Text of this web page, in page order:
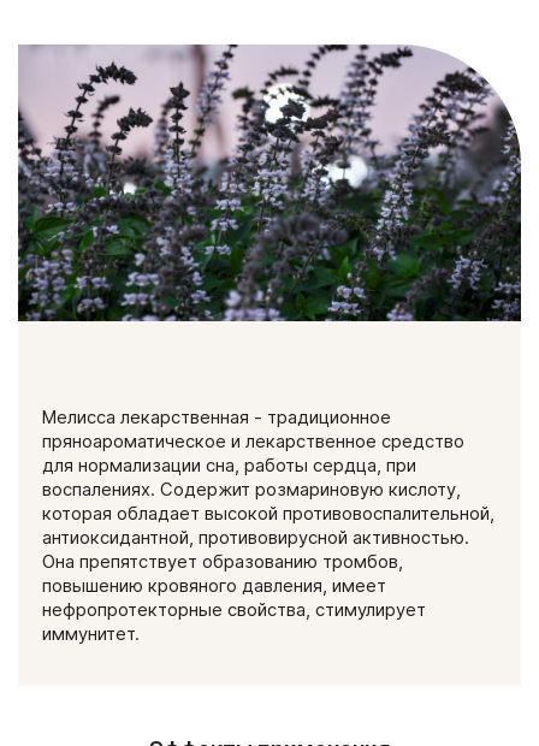
Мелисса лекарственная - традиционное
пряноароматическое и лекарственное средство
для нормализации сна, работы сердца, при
воспалениях. Содержит розмариновую кислоту,
которая обладает высокой противовоспалительной,
антиоксидантной, противовирусной активностью.
Она препятствует образованию тромбов,
повышению кровяного давления, имеет
нефропротекторные свойства, стимулирует
иммунитет.